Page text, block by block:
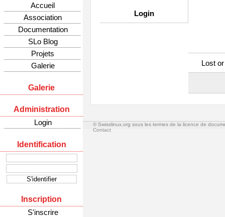
Accueil
Association
Documentation
SLo Blog
Projets
Galerie
Galerie
Administration
Login
Identification
Inscription
S'inscrire
Login
Lost
© Swisslinux.org sous les termes de la licence de
Contact